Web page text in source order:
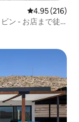
レビュー216
4.95 (216)
ン - お店まで徒